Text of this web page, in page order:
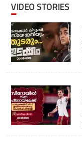
VIDEO STORIES